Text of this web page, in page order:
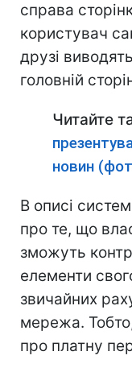
справа
користувач
друзі
головній
Читайте
новин
В описі
про те, що
зможуть
елементи
звичайних
мережа.
про платну